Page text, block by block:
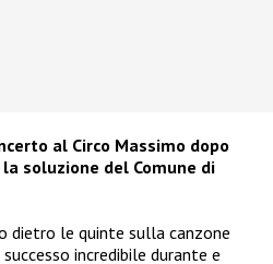
al Circo Massimo dopo
soluzione del Comune di
dietro le quinte sulla canzone
incredibile durante e